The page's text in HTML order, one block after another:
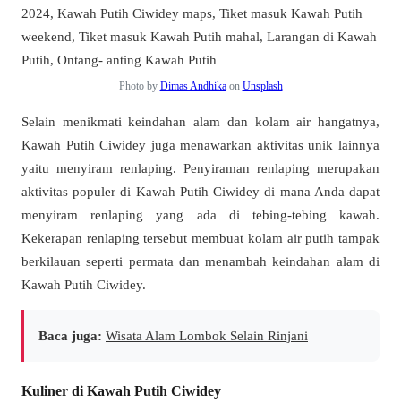
Photo by Dimas Andhikaon Unsplash
Selain menikmati keindahan alam dan kolam air hangatnya,
Kawah Putih Ciwidey juga menawarkan aktivitas unik lainnya
yaitu menyiram renlaping. Penyiraman renlaping merupakan
aktivitas populer di Kawah Putih Ciwidey di mana Anda dapat
menyiram renlaping yang ada di tebing-tebing kawah.
Kekerapan renlaping tersebut membuat kolam air putih tampak
berkilauan seperti permata dan menambah keindahan alam di
Kawah Putih Ciwidey.
Baca juga: Wisata Alam Lombok Selain Rinjani
Kuliner di Kawah Putih Ciwidey